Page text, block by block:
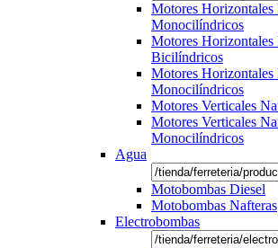
Motores Horizontales
Monocilíndricos
Motores Horizontales
Bicilíndricos
Motores Horizontales
Monocilíndricos
Motores Verticales
Motores Verticales
Monocilíndricos
Agua
Motobombas Diesel
Motobombas Nafteras
Electrobombas